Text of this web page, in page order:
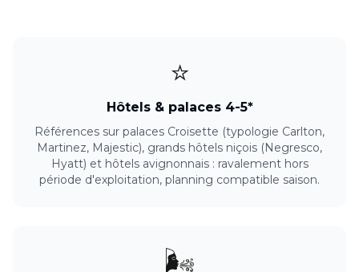
⭐
Hôtels & palaces 4-5*
Références sur palaces Croisette (typologie Carlton,
Martinez, Majestic), grands hôtels niçois (Negresco,
Hyatt) et hôtels avignonnais : ravalement hors
période d'exploitation, planning compatible saison.
🌬️